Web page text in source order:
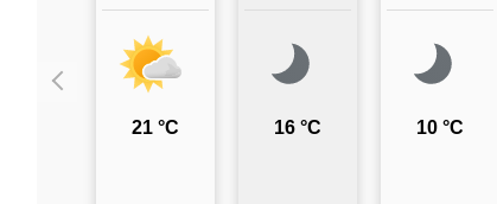
21 °C 16 °C 10 °C